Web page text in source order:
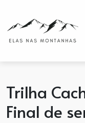
Trilha
Final de